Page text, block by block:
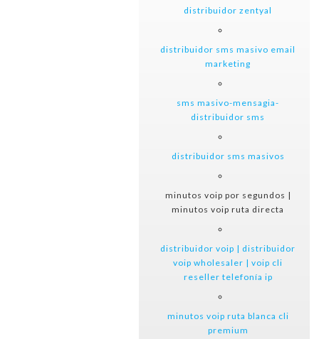
distribuidor zentyal
distribuidor sms masivo email
marketing
sms masivo-mensagia-
distribuidor sms
distribuidor sms masivos
minutos voip por segundos |
minutos voip ruta directa
distribuidor voip | distribuidor
voip wholesaler | voip cli
reseller telefonía ip
minutos voip ruta blanca cli
premium